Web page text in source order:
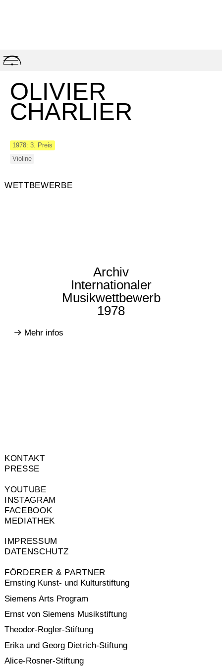
Skip
to
OLIVIER
CHARLIER
1978: 3. Preis
Violine
WETTBEWERBE
Archiv
Internationaler
Musikwettbewerb
1978
Mehr infos
KONTAKT
PRESSE
YOUTUBE
INSTAGRAM
FACEBOOK
MEDIATHEK
IMPRESSUM
DATENSCHUTZ
FÖRDERER & PARTNER
Ernsting Kunst- und Kulturstiftung
Siemens Arts Program
Ernst von Siemens Musikstiftung
Theodor-Rogler-Stiftung
Erika und Georg Dietrich-Stiftung
Alice-Rosner-Stiftung